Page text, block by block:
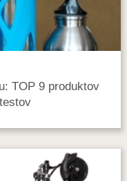
TOP 9 produktov